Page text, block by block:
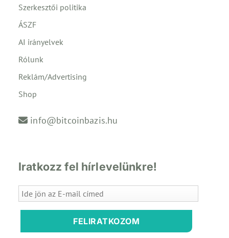
Szerkesztői politika
ÁSZF
AI irányelvek
Rólunk
Reklám/Advertising
Shop
info@bitcoinbazis.hu
Iratkozz fel hírlevelünkre!
FELIRATKOZOM